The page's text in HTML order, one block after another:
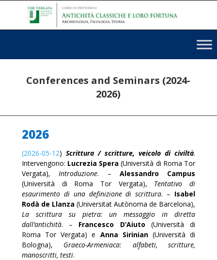
Conferences and Seminars (2024-
2026)
2026
(2026-05-12) Scrittura / scritture, veicolo di civiltà.
Intervengono: Lucrezia Spera (Università di Roma Tor
Vergata), Introduzione. – Alessandro Campus
(Università di Roma Tor Vergata), Tentativo di
esaurimento di una definizione di scrittura. – Isabel
Rodà de Llanza (Universitat Autònoma de Barcelona),
La scrittura su pietra: un messaggio in diretta
dall’antichità. – Francesco D’Aiuto (Università di
Roma Tor Vergata) e Anna Sirinian(Università di
Bologna), Graeco-Armeniaca: alfabeti, scritture,
manoscritti, testi.